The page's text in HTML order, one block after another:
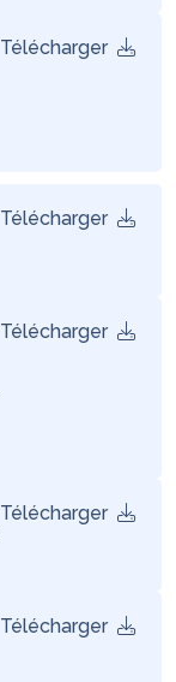
Télécharger
Télécharger
Télécharger
Télécharger
Télécharger